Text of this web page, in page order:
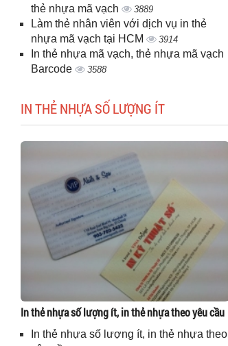
thẻ nhựa mã vạch
3889
Làm thẻ nhân viên với dịch vụ in thẻ
nhựa mã vạch tại HCM
3914
In thẻ nhựa mã vạch, thẻ nhựa mã vạch
Barcode
3588
IN THẺ NHỰA SỐ LƯỢNG ÍT
In thẻ nhựa số lượng ít, in thẻ nhựa theo yêu cầu
In thẻ nhựa số lượng ít, in thẻ nhựa theo